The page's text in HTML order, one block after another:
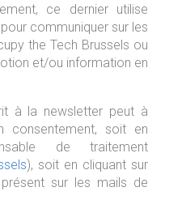
ce dernier utilise
communiquer sur les
the Tech Brussels ou
et/ou information en
à la newsletter peut à
consentement, soit en
de traitement
), soit en cliquant sur
sur les mails de